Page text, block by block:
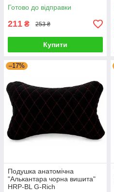
Готово до відправки
211 ₴ 253 ₴
Купити
–17%
Подушка анатомічна
"Алькантара чорна вишита"
HRP-BL G-Rich